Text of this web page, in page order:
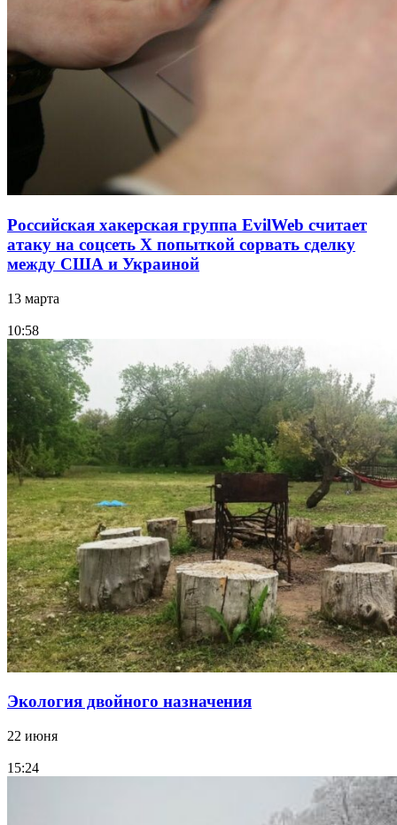
Российская хакерская группа EvilWeb считает
атаку на соцсеть Х попыткой сорвать сделку
между США и Украиной
13 марта
10:58
Экология двойного назначения
22 июня
15:24